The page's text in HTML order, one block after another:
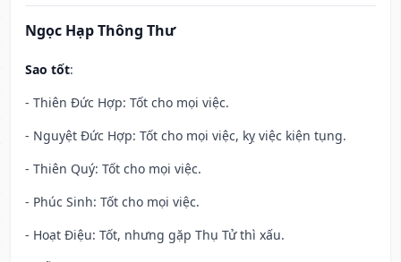
Ngọc Hạp Thông Thư
Sao tốt:
- Thiên Đức Hợp: Tốt cho mọi việc.
- Nguyệt Đức Hợp: Tốt cho mọi việc, kỵ việc kiện tụng.
- Thiên Quý: Tốt cho mọi việc.
- Phúc Sinh: Tốt cho mọi việc.
- Hoạt Điệu: Tốt, nhưng gặp Thụ Tử thì xấu.